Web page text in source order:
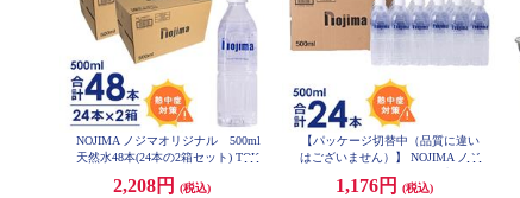
NOJIMA ノジマオリジナル 500ml
天然水48本(24本の2箱セット) TOK
2,208円
(税込)
【パッケージ切替中（品質に違い
はございません）】 NOJIMA ノジ
セット ESNW500
1,176円
(税込)